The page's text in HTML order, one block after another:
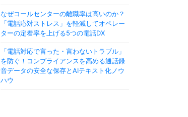
なぜコールセンターの離職率は高いのか？
「電話応対ストレス」を軽減してオペレー
ターの定着率を上げる5つの電話DX
「電話対応で言った・言わないトラブル」
を防ぐ！コンプライアンスを高める通話録
音データの安全な保存とAIテキスト化ノウ
ハウ